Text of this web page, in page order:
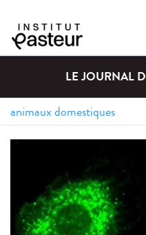
LE JOURNAL